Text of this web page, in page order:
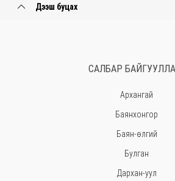
Дээш буцах
САЛБАР
Архангай
Баянхонгор
Баян-өлгий
Булган
Дархан-уул